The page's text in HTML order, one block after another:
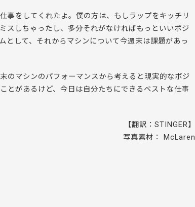
事をしてくれたよ。僕の方は、もしラップをキッチリ
スしちゃったし、多分それがなければもっといいポジ
として、それからマシンについて今週末は課題があっ
のマシンのパフォーマンスから考えると現実的なポジ
とがあるけど、今日は自分たちにできるベストな仕事
【翻訳：STINGER】
写真素材： McLaren